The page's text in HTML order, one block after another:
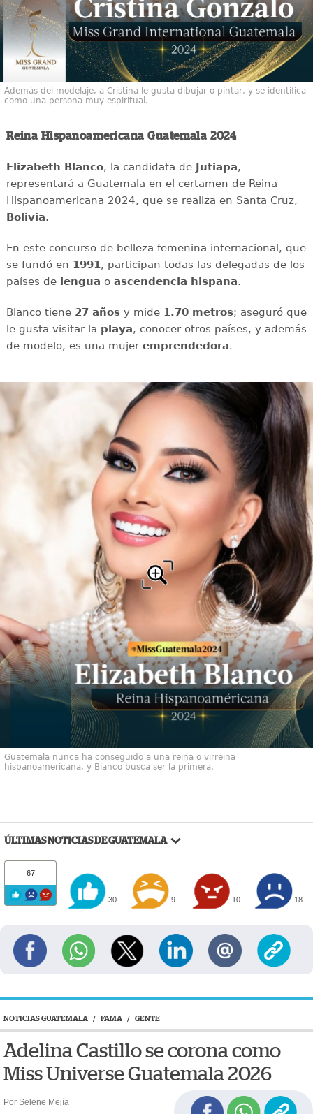
Además del modelaje, a Cristina le gusta dibujar o pintar, y se identifica
como una persona muy espiritual.
Reina Hispanoamericana Guatemala 2024
Elizabeth Blanco, la candidata de Jutiapa,
representará a Guatemala en el certamen de Reina
Hispanoamericana 2024, que se realiza en Santa Cruz,
Bolivia.
En este concurso de belleza femenina internacional, que
se fundó en 1991, participan todas las delegadas de los
países de lengua o ascendencia hispana.
Blanco tiene 27 añosy mide 1.70 metros; aseguró que
le gusta visitar la playa, conocer otros países, y además
de modelo, es una mujer emprendedora.
Guatemala nunca ha conseguido a una reina o virreina
hispanoamericana, y Blanco busca ser la primera.
ÚLTIMAS NOTICIAS DE GUATEMALA
67
30 9 10 18
NOTICIAS GUATEMALA / FAMA / GENTE
Adelina Castillo se corona como
Miss Universe Guatemala 2026
Por Selene Mejía